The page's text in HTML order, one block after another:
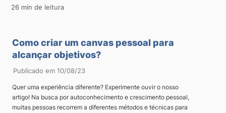
26 min de leitura
Como criar um canvas pessoal para
alcançar objetivos?
Publicado em 10/08/23
Quer uma experiência diferente? Experimente ouvir o nosso
artigo! Na busca por autoconhecimento e crescimento pessoal,
muitas pessoas recorrem a diferentes métodos e técnicas para